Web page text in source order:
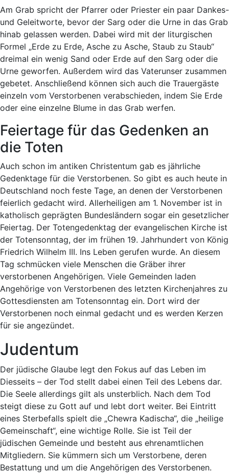
Am Grab spricht der Pfarrer oder Priester ein paar Dankes-
und Geleitworte, bevor der Sarg oder die Urne in das Grab
hinab gelassen werden. Dabei wird mit der liturgischen
Formel „Erde zu Erde, Asche zu Asche, Staub zu Staub“
dreimal ein wenig Sand oder Erde auf den Sarg oder die
Urne geworfen. Außerdem wird das Vaterunser zusammen
gebetet. Anschließend können sich auch die Trauergäste
einzeln vom Verstorbenen verabschieden, indem Sie Erde
oder eine einzelne Blume in das Grab werfen.
Feiertage für das Gedenken an
die Toten
Auch schon im antiken Christentum gab es jährliche
Gedenktage für die Verstorbenen. So gibt es auch heute in
Deutschland noch feste Tage, an denen der Verstorbenen
feierlich gedacht wird. Allerheiligen am 1. November ist in
katholisch geprägten Bundesländern sogar ein gesetzlicher
Feiertag. Der Totengedenktag der evangelischen Kirche ist
der Totensonntag, der im frühen 19. Jahrhundert von König
Friedrich Wilhelm III. Ins Leben gerufen wurde. An diesem
Tag schmücken viele Menschen die Gräber ihrer
verstorbenen Angehörigen. Viele Gemeinden laden
Angehörige von Verstorbenen des letzten Kirchenjahres zu
Gottesdiensten am Totensonntag ein. Dort wird der
Verstorbenen noch einmal gedacht und es werden Kerzen
für sie angezündet.
Judentum
Der jüdische Glaube legt den Fokus auf das Leben im
Diesseits – der Tod stellt dabei einen Teil des Lebens dar.
Die Seele allerdings gilt als unsterblich. Nach dem Tod
steigt diese zu Gott auf und lebt dort weiter. Bei Eintritt
eines Sterbefalls spielt die „Chewra Kadischa“, die „heilige
Gemeinschaft“, eine wichtige Rolle. Sie ist Teil der
jüdischen Gemeinde und besteht aus ehrenamtlichen
Mitgliedern. Sie kümmern sich um Verstorbene, deren
Bestattung und um die Angehörigen des Verstorbenen.